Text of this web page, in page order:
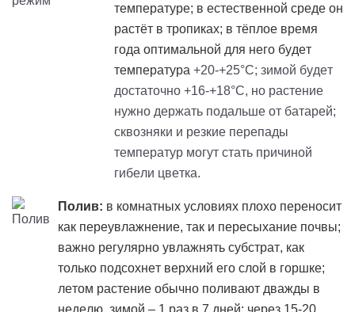
температуре; в естественной среде он
растёт в тропиках; в тёплое время
года оптимальной для него будет
температура +20-+25°C; зимой будет
достаточно +16-+18°C, но растение
нужно держать подальше от батарей;
сквозняки и резкие перепады
температур могут стать причиной
гибели цветка.
Полив: в комнатных условиях плохо переносит
как переувлажнение, так и пересыхание почвы;
важно регулярно увлажнять субстрат, как
только подсохнет верхний его слой в горшке;
летом растение обычно поливают дважды в